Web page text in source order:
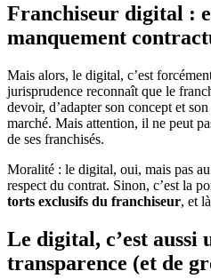
Franchiseur digital :
manquement
Mais alors, le digital, c’est
jurisprudence reconnaît que le
devoir, d’adapter son concept et
marché. Mais attention, il ne peut
de ses franchisés.
Moralité : le digital, oui, mais pas
respect du contrat. Sinon, c’est la
torts exclusifs du franchiseur, et
Le digital, c’est aussi
transparence (et de